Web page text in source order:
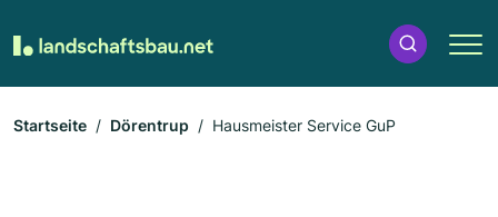
Startseite Dörentrup Hausmeister Service GuP